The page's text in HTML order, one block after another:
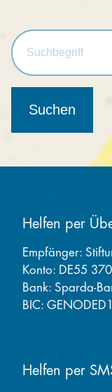
Unternehmen
Helfen per
Empfänger:
Konto: DE55
Bank: Sparda-
BIC:
Helfen per